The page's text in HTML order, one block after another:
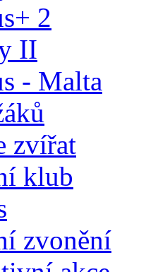
2
II
- Malta
zvířat
klub
zvonění